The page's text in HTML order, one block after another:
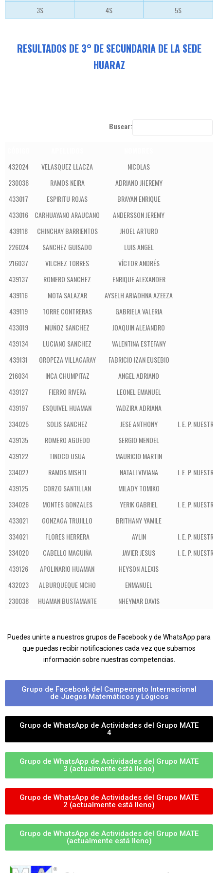
3S
4S 5S
RESULTADOS DE 3° DE SECUNDARIA DE LA SEDE
HUARAZ
Buscar:
432024
VELASQUEZ LLACZA
NICOLAS
230036
RAMOS NEIRA
ADRIANO JHEREMY
433017
ESPIRITU ROJAS
BRAYAN ENRIQUE
433016
CARHUAYANO ARAUCANO
ANDERSSON JEREMY
439118
CHINCHAY BARRIENTOS
JHOEL ARTURO
226024
SANCHEZ GUISADO LUIS ANGEL
216037
VILCHEZ TORRES
VÍCTOR ANDRÉS
439137
ROMERO SANCHEZ
ENRIQUE ALEXANDER
439116
MOTA SALAZAR
AYSELH ARIADHNA AZEEZA
439119
TORRE CONTRERAS
GABRIELA VALERIA
433019
MUÑOZ SANCHEZ
JOAQUIN ALEJANDRO
439134
LUCIANO SANCHEZ
VALENTINA ESTEFANY
439131
OROPEZA VILLAGARAY
FABRICIO IZAN EUSEBIO
216034
INCA CHUMPITAZ
ANGEL ADRIANO
439127
FIERRO RIVERA
LEONEL EMANUEL
439197
ESQUIVEL HUAMAN
YADZIRA ADRIANA
334025
SOLIS SANCHEZ JESE ANTHONY
I. E. P.
439135
ROMERO AGUEDO
SERGIO MENDEL
439122
TINOCO USUA
MAURICIO MARTIN
334027
RAMOS MISHTI NATALI VIVIANA
I. E. P.
439125
CORZO SANTILLAN
MILADY TOMIKO
334026
MONTES GONZALES YERIK GABRIEL
I. E. P.
433021
GONZAGA TRUJILLO
BRITHANY YAMILE
334021
FLORES HERRERA AYLIN
I. E. P.
334020
CABELLO MAGUIÑA JAVIER JESUS
I. E. P.
439126
APOLINARIO HUAMAN
HEYSON ALEXIS
432023
ALBURQUEQUE NICHO
ENMANUEL
230038
HUAMAN BUSTAMANTE NHEYMAR DAVIS
Puedes unirte a nuestros grupos de Facebook y de WhatsApp para
que puedas recibir notificaciones cada vez que subamos
información sobre nuestras competencias.
Grupo de Facebook del Campeonato Internacional
de Juegos Matemáticos y Lógicos
Grupo de WhatsApp de Actividades del Grupo MATE
4
Grupo de WhatsApp de Actividades del Grupo MATE
3 (actualmente está lleno)
Grupo de WhatsApp de Actividades del Grupo MATE
2 (actualmente está lleno)
Grupo de WhatsApp de Actividades del Grupo MATE
(actualmente está lleno)